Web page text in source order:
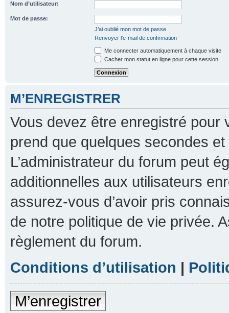
Nom d’utilisateur:
Mot de passe:
J’ai oublié mon mot de passe
Renvoyer l’e-mail de confirmation
Me connecter automatiquement à chaque visite
Cacher mon statut en ligne pour cette session
M’ENREGISTRER
Vous devez être enregistré pour
prend que quelques secondes
L’administrateur du forum peut
additionnelles aux utilisateurs
assurez-vous d’avoir pris
de notre politique de vie privée.
règlement du forum.
Conditions d’utilisation |
M’enregistrer